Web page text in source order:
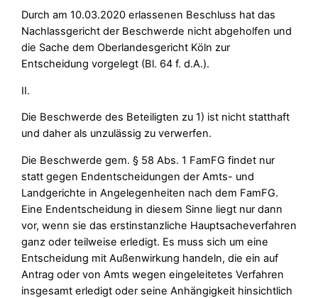
Durch am 10.03.2020 erlassenen Beschluss hat das
Nachlassgericht der Beschwerde nicht abgeholfen und
die Sache dem Oberlandesgericht Köln zur
Entscheidung vorgelegt (Bl. 64 f. d.A.).
II.
Die Beschwerde des Beteiligten zu 1) ist nicht statthaft
und daher als unzulässig zu verwerfen.
Die Beschwerde gem. § 58 Abs. 1 FamFG findet nur
statt gegen Endentscheidungen der Amts- und
Landgerichte in Angelegenheiten nach dem FamFG.
Eine Endentscheidung in diesem Sinne liegt nur dann
vor, wenn sie das erstinstanzliche Hauptsacheverfahren
ganz oder teilweise erledigt. Es muss sich um eine
Entscheidung mit Außenwirkung handeln, die ein auf
Antrag oder von Amts wegen eingeleitetes Verfahren
insgesamt erledigt oder seine Anhängigkeit hinsichtlich